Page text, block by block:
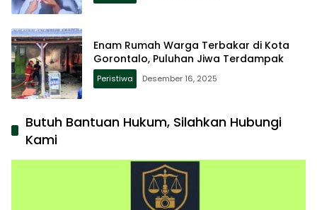
Enam Rumah Warga Terbakar di Kota
Gorontalo, Puluhan Jiwa Terdampak
Peristiwa Desember 16, 2025
Butuh Bantuan Hukum, Silahkan Hubungi
Kami